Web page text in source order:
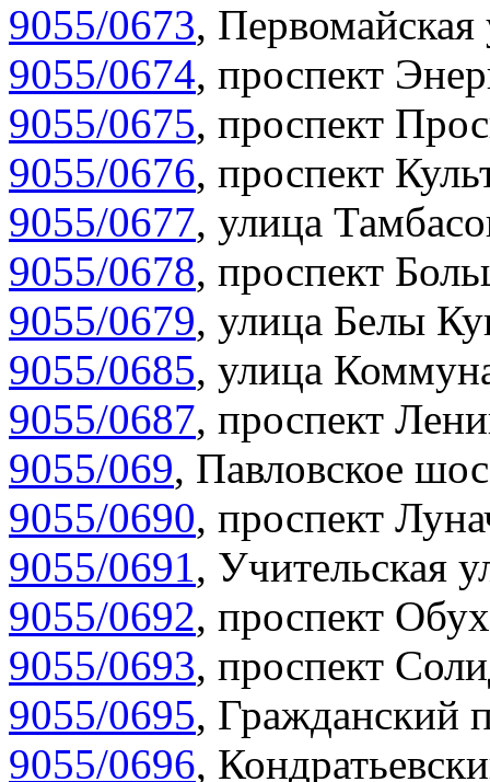
9055/0673, Первомайская
9055/0674, проспект
9055/0675, проспект
9055/0676, проспект
9055/0677, улица
9055/0678, проспект
9055/0679, улица Белы
9055/0685, улица
9055/0687, проспект
9055/069, Павловское
9055/0690, проспект
9055/0691, Учительская
9055/0692, проспект
9055/0693, проспект
9055/0695, Гражданский
9055/0696,